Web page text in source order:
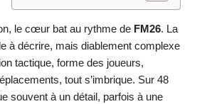
le cœur bat au rythme de FM26. La
à décrire, mais diablement complexe
tactique, forme des joueurs,
tout s’imbrique. Sur 48
souvent à un détail, parfois à une